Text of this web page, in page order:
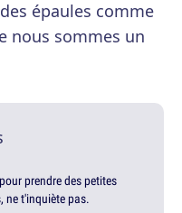
épaules comme
nous sommes un
prendre des petites
ne t'inquiète pas.